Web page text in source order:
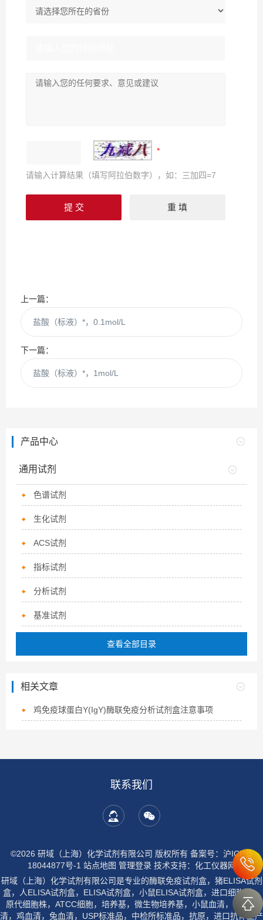
请输入计算结果（填写阿拉伯数字），如：三加四=7
上一篇：
盐酸（标液）*，0.1mol/L
下一篇：
盐酸（标液）*，1mol/L
产品中心
通用试剂
色谱试剂
生化试剂
ACS试剂
指标试剂
分析试剂
基准试剂
查看全部目录
相关文章
鸡免疫球蛋白Y(IgY)酶联免疫分析试剂盒注意事项
联系我们
©2026 研域（上海）化学试剂有限公司 版权所有 备案号：沪ICP备
18044877号-1 站点地图 管理登录技术支持： 化工仪器网
研域（上海）化学试剂有限公司是专业的酶联免疫试剂盒，猪ELISA试剂
盒，人ELISA试剂盒，ELISA试剂盒，小鼠ELISA试剂盒，进口细胞株，
原代细胞株，ATCC细胞，培养基，微生物培养基，小鼠血清，大鼠血
清，鸡血清，兔血清，USP标准品，中检所标准品，抗原，进口抗体生产